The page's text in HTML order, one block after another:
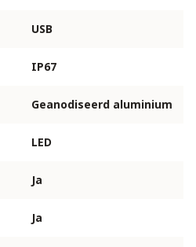
USB
IP67
Geanodiseerd aluminium
LED
Ja
Ja